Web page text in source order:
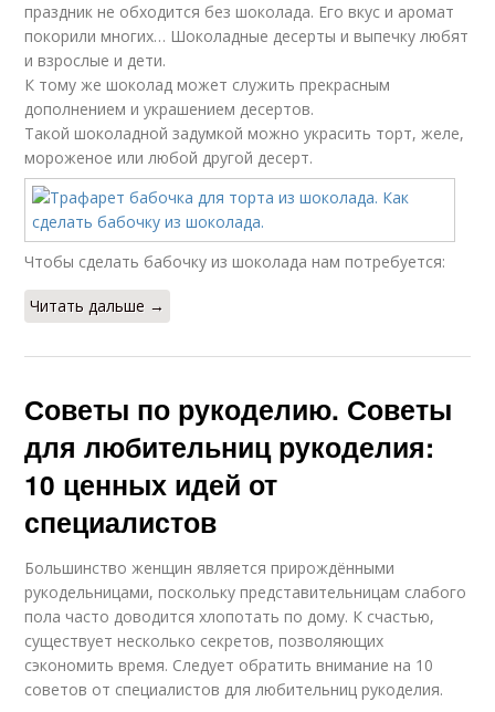
праздник не обходится без шоколада. Его вкус и аромат
покорили многих… Шоколадные десерты и выпечку любят
и взрослые и дети.
К тому же шоколад может служить прекрасным
дополнением и украшением десертов.
Такой шоколадной задумкой можно украсить торт, желе,
мороженое или любой другой десерт.
Чтобы сделать бабочку из шоколада нам потребуется:
Читать дальше →
Советы по рукоделию. Советы
для любительниц рукоделия:
10 ценных идей от
специалистов
Большинство женщин является прирождёнными
рукодельницами, поскольку представительницам слабого
пола часто доводится хлопотать по дому. К счастью,
существует несколько секретов, позволяющих
сэкономить время. Следует обратить внимание на 10
советов от специалистов для любительниц рукоделия.